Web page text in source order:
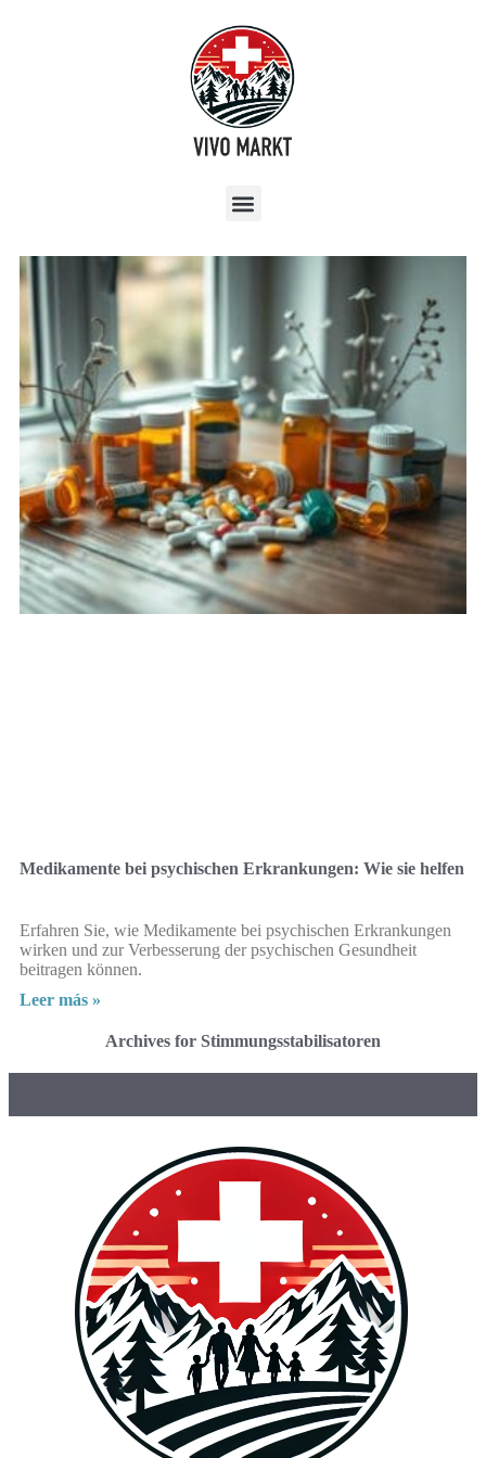
Medikamente bei psychischen Erkrankungen: Wie sie helfen
Erfahren Sie, wie Medikamente bei psychischen Erkrankungen
wirken und zur Verbesserung der psychischen Gesundheit
beitragen können.
Leer más »
Archives for Stimmungsstabilisatoren